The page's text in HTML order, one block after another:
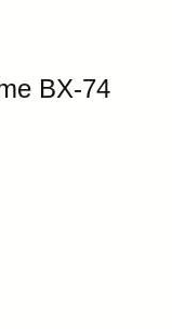
BX-74